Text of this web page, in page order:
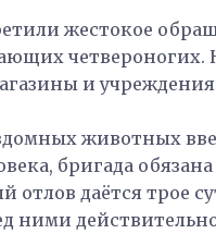
жестокое
четвероногих.
и
животных
бригада
отлов даётся трое
ними